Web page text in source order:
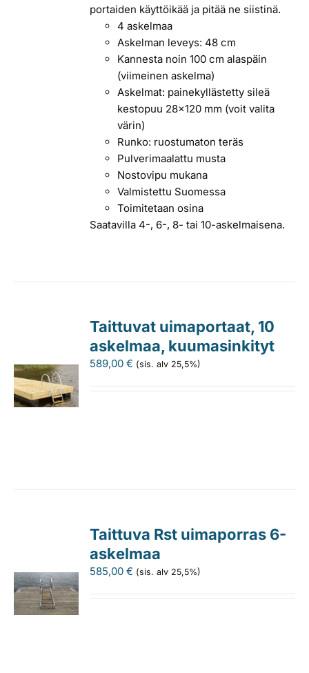
portaiden käyttöikää ja pitää ne siistinä.
4 askelmaa
Askelman leveys: 48 cm
Kannesta noin 100 cm alaspäin
(viimeinen askelma)
Askelmat: painekyllästetty sileä
kestopuu 28x120 mm (voit valita
värin)
Runko: ruostumaton teräs
Pulverimaalattu musta
Nostovipu mukana
Valmistettu Suomessa
Toimitetaan osina
Saatavilla 4-, 6-, 8- tai 10-askelmaisena.
Taittuvat uimaportaat, 10
askelmaa, kuumasinkityt
589,00€ (sis. alv 25,5%)
Taittuva Rst uimaporras 6-
askelmaa
585,00€ (sis. alv 25,5%)